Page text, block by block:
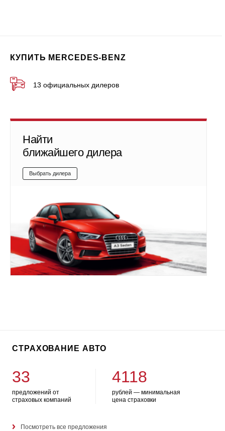
КУПИТЬ MERCEDES-BENZ
13 официальных дилеров
Найти
ближайшего дилера
Выбрать дилера
СТРАХОВАНИЕ АВТО
33
предложений от
страховых компаний
4118
рублей — минимальная
цена страховки
Посмотреть все предложения